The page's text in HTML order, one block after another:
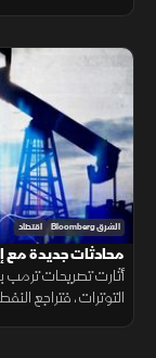
الشرق Bloomberg اقتصاد
محادثات جديدة مع
أثارت تصريحات ترمب
التوترات، فتراجع